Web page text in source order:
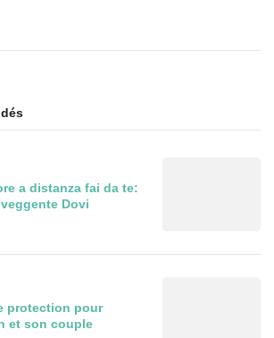
a distanza fai da te:
Dovi
protection pour
et son couple